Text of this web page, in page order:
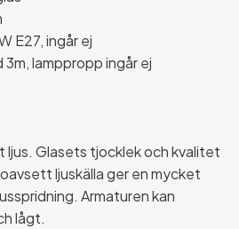
E27, ingår ej
lamppropp ingår ej
ljus. Glasets tjocklek och kvalitet
ljuskälla ger en mycket
Armaturen kan
lågt.